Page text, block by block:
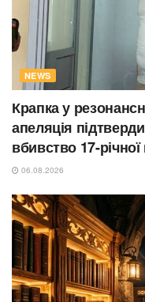
NEWS
Крапка у
апеляція
вбивство 17-
06.08.2026